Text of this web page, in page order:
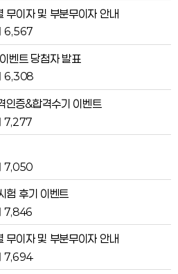
이자 및 부분무이자 안내
6,567
벤트 당첨자 발표
6,308
증&합격수기 이벤트
7,277
7,050
후기 이벤트
7,846
이자 및 부분무이자 안내
7,694